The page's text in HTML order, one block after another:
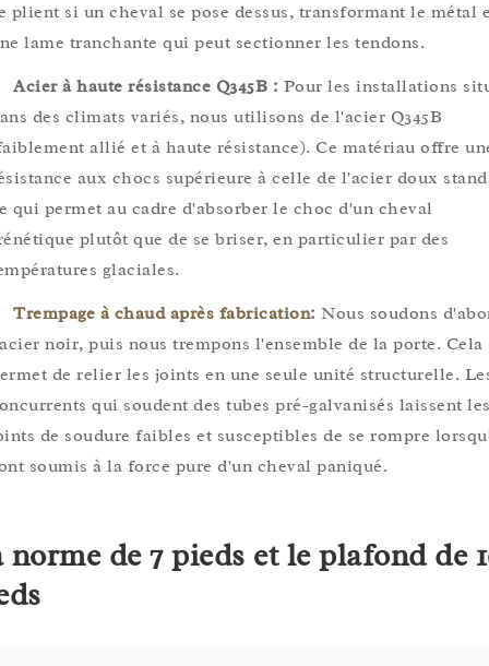
plient si un cheval se pose dessus, transformant le métal
lame tranchante qui peut sectionner les tendons.
Acier à haute résistance Q345B : Pour les installations
des climats variés, nous utilisons de l'acier Q345B
allié et à haute résistance). Ce matériau offre
aux chocs supérieure à celle de l'acier doux
qui permet au cadre d'absorber le choc d'un cheval
plutôt que de se briser, en particulier par des
glaciales.
Trempage à chaud après fabrication: Nous soudons
noir, puis nous trempons l'ensemble de la porte. Cela
de relier les joints en une seule unité structurelle.
qui soudent des tubes pré-galvanisés laissent
de soudure faibles et susceptibles de se rompre
soumis à la force pure d'un cheval paniqué.
norme de 7 pieds et le plafond de